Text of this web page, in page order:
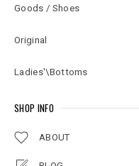
Goods / Shoes
Original
Ladies'\Bottoms
SHOP INFO
ABOUT